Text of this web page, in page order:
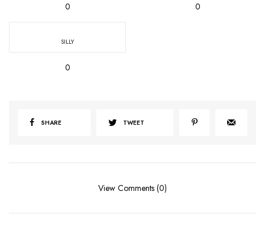
0 0
SILLY
0
SHARE TWEET
View Comments (0)